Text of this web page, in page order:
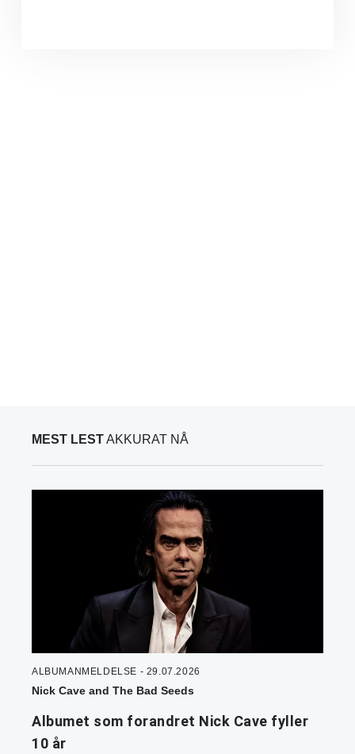
MEST LESTAKKURAT NÅ
ALBUMANMELDELSE - 29.07.2026
Nick Cave and The Bad Seeds
Albumet som forandret Nick Cave fyller
10 år